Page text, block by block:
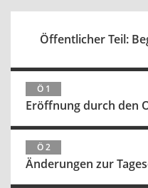
Öffentlicher Teil:
Ö 1
Eröffnung durch den
Ö 2
Änderungen zur